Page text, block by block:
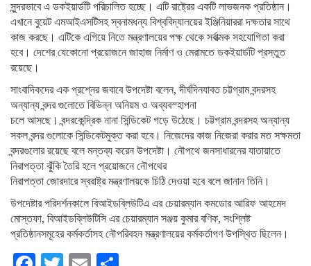
সুন্দরভাবে এ ডকইয়ার্ডটি পরিচালিত হচ্ছে। এটি রাষ্ট্রের একটি লাভজনক প্রতিষ্ঠান।
এখানে বুয়েট এমআইএসটিসহ স্বনামধন্য বিশ্ববিদ্যালয়ের ইঞ্জিনিয়াররা দক্ষতার সাথে
কাজ করছে। এটিকে এগিয়ে নিতে মন্ত্রণালয়ের পক্ষ থেকে সর্বাত্মক সহযোগিতা করা
হবে। দেশের যেকোনো প্রয়োজনে জাহাজ নির্মাণ ও মেরামতে ডকইয়ার্ডটি প্রস্তুত
রয়েছে।
সাংবাদিকদের এক প্রশ্নের জবাবে উপদেষ্টা বলেন, দীর্ঘদিনযাবত চট্টগ্রাম বন্দরসহ
অন্যান্য বন্দর গুলোতে বিভিন্ন অনিয়ম ও অব্যবস্হাপনা
চলে আসছে। বন্দরকেন্দ্রিক নানা সিন্ডিকেট গড়ে উঠেছে। চট্টগ্রাম বন্দরসহ অন্যান্য
সকল বন্দর গুলোকে সিন্ডিকেটমুক্ত করা হবে। নিজেদের কাজ নিজেরা করার মত সক্ষমতা
বন্দরগুলোর রয়েছে বলে মন্তব্য করেন উপদেষ্টা। নৌপথে জনসাধারনের যাতায়াতে
নিরাপত্তা ঝুঁকি তৈরি হলে প্রয়োজনে নৌপথের
নিরাপত্তা জোরদারে স্বরাষ্ট্র মন্ত্রণালয়কে চিঠি দেওয়া হবে বলে জানান তিনি।
উপদেষ্টার পরিদর্শনকালে বিআইডব্লিউটিএ এর চেয়ারম্যান কমডোর আরিফ আহমেদ
মোস্তফা, বিআইডব্লিউটিসি এর চেয়ারম্যান সঞ্জয় কুমার বণিক, সংশ্লিষ্ট
প্রতিষ্ঠানসমূহের কর্মকর্তাসহ নৌপরিবহন মন্ত্রণালয়ের কর্মকর্তাগণ উপস্থিত ছিলেন।